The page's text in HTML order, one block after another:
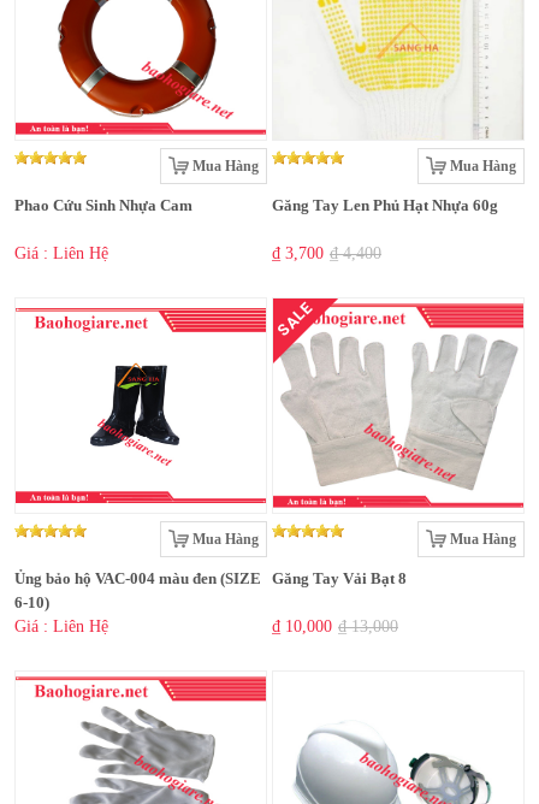
Mua Hàng
Phao Cứu Sinh Nhựa Cam
Giá : Liên Hệ
Mua Hàng
Găng Tay Len Phủ Hạt Nhựa 60g
₫ 3,700 ₫ 4,400
Mua Hàng
Ủng bảo hộ VAC-004 màu đen (SIZE
6-10)
Giá : Liên Hệ
SALE
Mua Hàng
Găng Tay Vải Bạt 8
₫ 10,000 ₫ 13,000